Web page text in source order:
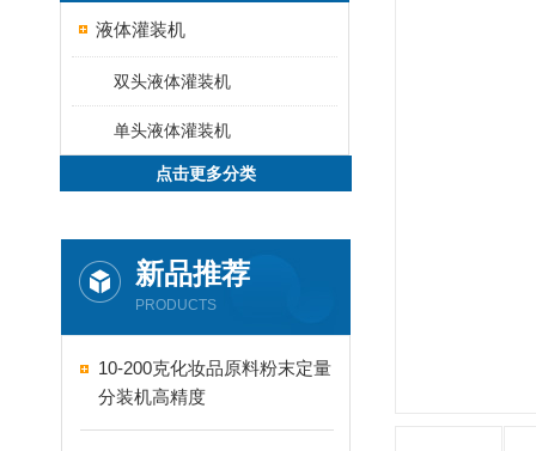
液体灌装机
双头液体灌装机
单头液体灌装机
点击更多分类
新品推荐
PRODUCTS
10-200克化妆品原料粉末定量
分装机高精度